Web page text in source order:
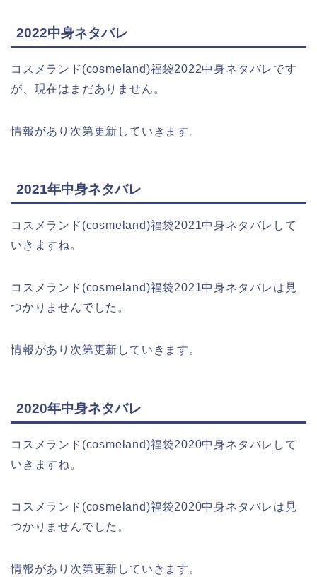
2022中身ネタバレ
コスメランド(cosmeland)福袋2022中身ネタバレです
が、現在はまだありません。
情報があり次第更新していきます。
2021年中身ネタバレ
コスメランド(cosmeland)福袋2021中身ネタバレして
いきますね。
コスメランド(cosmeland)福袋2021中身ネタバレは見
つかりませんでした。
情報があり次第更新していきます。
2020年中身ネタバレ
コスメランド(cosmeland)福袋2020中身ネタバレして
いきますね。
コスメランド(cosmeland)福袋2020中身ネタバレは見
つかりませんでした。
情報があり次第更新していきます。